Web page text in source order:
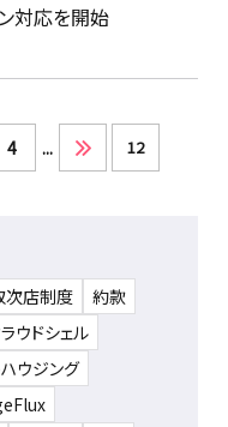
対応を開始
4 ... 12
次店制度
約款
ウドシェル
ウジング